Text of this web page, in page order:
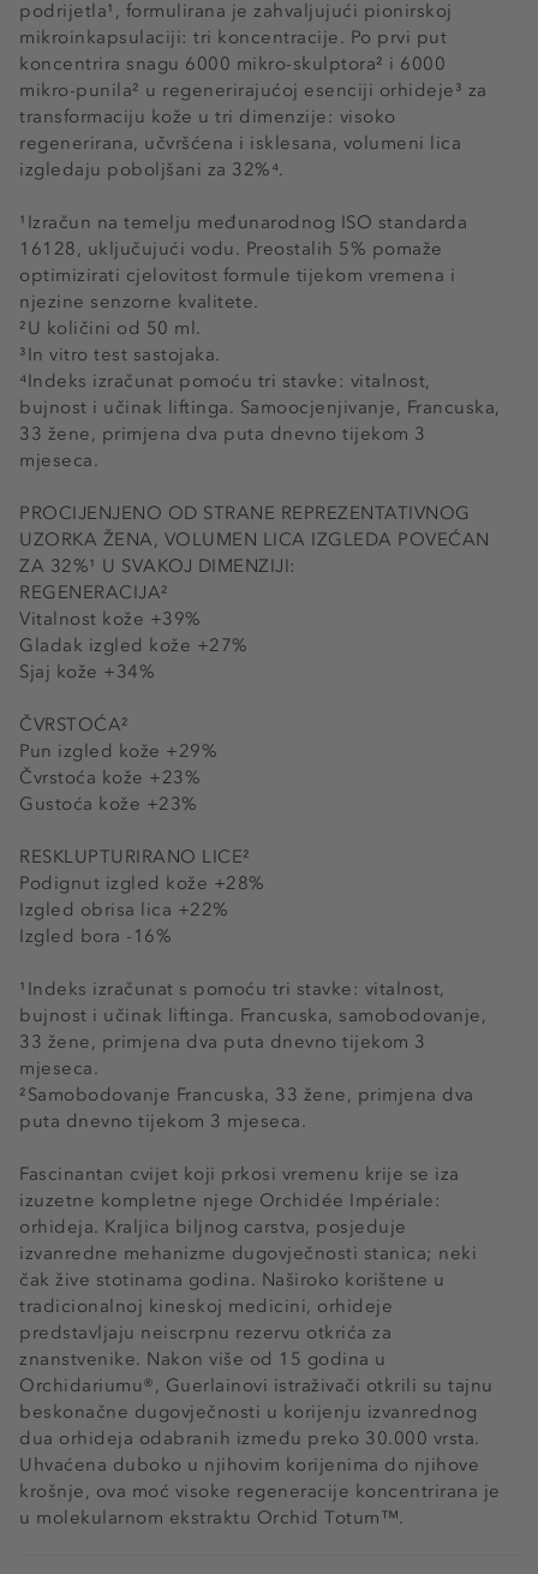
podrijetla¹, formulirana je zahvaljujući pionirskoj
mikroinkapsulaciji: tri koncentracije. Po prvi put
koncentrira snagu 6000 mikro-skulptora² i 6000
mikro-punila² u regenerirajućoj esenciji orhideje³ za
transformaciju kože u tri dimenzije: visoko
regenerirana, učvršćena i isklesana, volumeni lica
izgledaju poboljšani za 32%⁴.
¹Izračun na temelju međunarodnog ISO standarda
16128, uključujući vodu. Preostalih 5% pomaže
optimizirati cjelovitost formule tijekom vremena i
njezine senzorne kvalitete.
²U količini od 50 ml.
³In vitro test sastojaka.
⁴Indeks izračunat pomoću tri stavke: vitalnost,
bujnost i učinak liftinga. Samoocjenjivanje, Francuska,
33 žene, primjena dva puta dnevno tijekom 3
mjeseca.
PROCIJENJENO OD STRANE REPREZENTATIVNOG
UZORKA ŽENA, VOLUMEN LICA IZGLEDA POVEĆAN
ZA 32%¹ U SVAKOJ DIMENZIJI:
REGENERACIJA²
Vitalnost kože +39%
Gladak izgled kože +27%
Sjaj kože +34%
ČVRSTOĆA²
Pun izgled kože +29%
Čvrstoća kože +23%
Gustoća kože +23%
RESKLUPTURIRANO LICE²
Podignut izgled kože +28%
Izgled obrisa lica +22%
Izgled bora -16%
¹Indeks izračunat s pomoću tri stavke: vitalnost,
bujnost i učinak liftinga. Francuska, samobodovanje,
33 žene, primjena dva puta dnevno tijekom 3
mjeseca.
²Samobodovanje Francuska, 33 žene, primjena dva
puta dnevno tijekom 3 mjeseca.
Fascinantan cvijet koji prkosi vremenu krije se iza
izuzetne kompletne njege Orchidée Impériale:
orhideja. Kraljica biljnog carstva, posjeduje
izvanredne mehanizme dugovječnosti stanica; neki
čak žive stotinama godina. Naširoko korištene u
tradicionalnoj kineskoj medicini, orhideje
predstavljaju neiscrpnu rezervu otkrića za
znanstvenike. Nakon više od 15 godina u
Orchidariumu®, Guerlainovi istraživači otkrili su tajnu
beskonačne dugovječnosti u korijenju izvanrednog
dua orhideja odabranih između preko 30.000 vrsta.
Uhvaćena duboko u njihovim korijenima do njihove
krošnje, ova moć visoke regeneracije koncentrirana je
u molekularnom ekstraktu Orchid Totum™.